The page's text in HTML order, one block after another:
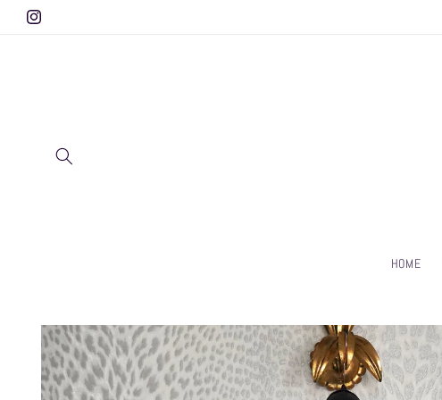
Direkt zum
Instagram
HOME
Zu
Produktinformationen
springen